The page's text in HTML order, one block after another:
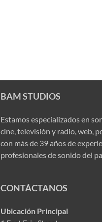
BAM STUDIOS
Estamos especializados en
cine, televisión y radio, web,
con más de 39 años de
profesionales de sonido del
CONTÁCTANOS
Ubicación Principal